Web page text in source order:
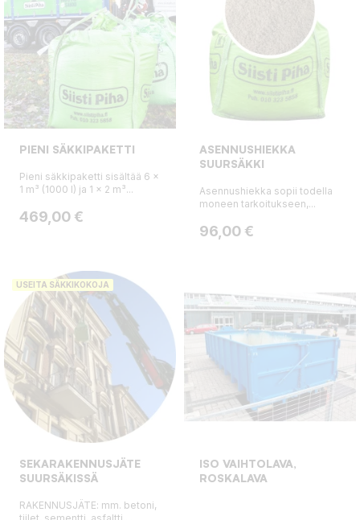
PIENI SÄKKIPAKETTI
Pieni säkkipaketti sisältää 6 x
1 m³ (1000 l) ja 1 x 2 m³...
Hinta
469,00 €
ASENNUSHIEKKA
SUURSÄKKI
Asennushiekka sopii todella
moneen tarkoitukseen,...
Hinta
96,00 €
USEITA SÄKKIKOKOJA
SEKARAKENNUSJÄTE
SUURSÄKISSÄ
RAKENNUSJÄTE: mm. betoni,
ISO VAIHTOLAVA,
ROSKALAVA